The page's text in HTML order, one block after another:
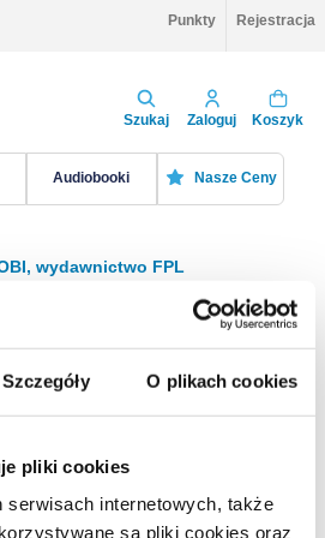
Szczegóły O plikach cookies
pliki cookies
serwisach internetowych, także
są pliki cookies oraz
Punkty Rejestracja
Szukaj Zaloguj Koszyk
Audiobooki Nasze Ceny
wydawnictwo FPL
Sortuj
Na stronie